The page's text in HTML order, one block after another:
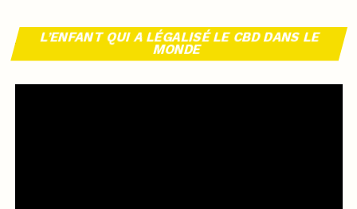
L’ENFANT QUI A LÉGALISÉ LE CBD DANS LE
MONDE